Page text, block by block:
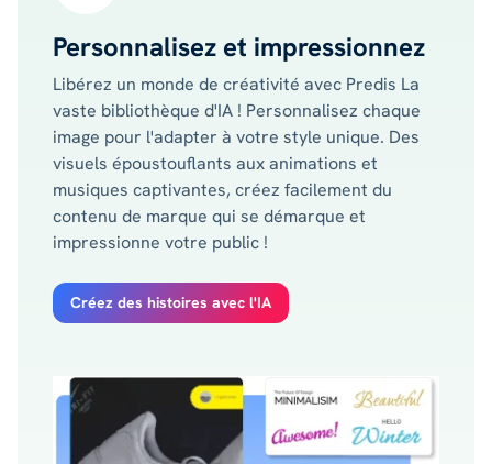
Personnalisez et impressionnez
Libérez un monde de créativité avec Predis La
vaste bibliothèque d'IA ! Personnalisez chaque
image pour l'adapter à votre style unique. Des
visuels époustouflants aux animations et
musiques captivantes, créez facilement du
contenu de marque qui se démarque et
impressionne votre public !
Créez des histoires avec l'IA